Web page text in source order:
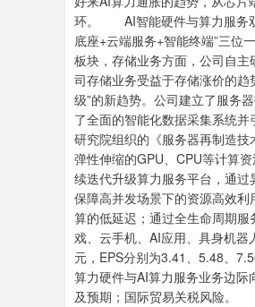
环。 AI智能硬件与算力服务
底座+云端服务+智能终端”三
板块，存储业务方面，公司自
司存储业务受益于存储涨价的趋
级”的新趋势。公司建立了服务
了全面的智能化数据采集系统
研究院组织的《服务器再制造
弹性伸缩的GPU、CPU等计算
续迭代升级算力服务平台，通
保障高并发场景下的资源高效
算的低延迟；通过全生命周期
戏、云手机、AI应用、具身
元，EPS分别为3.41、5.48、
算力硬件与AI算力服务业务边
及预期；国际贸易关税风险。